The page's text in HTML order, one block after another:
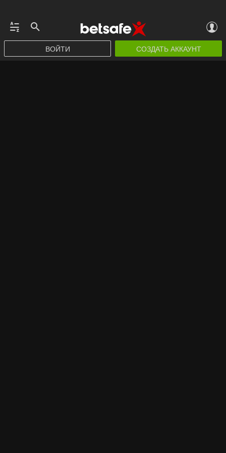
ВОЙТИ СОЗДАТЬ АККАУНТ